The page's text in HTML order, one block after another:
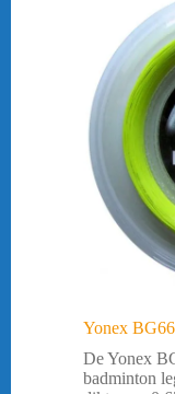
Yonex
De Yonex
badminton